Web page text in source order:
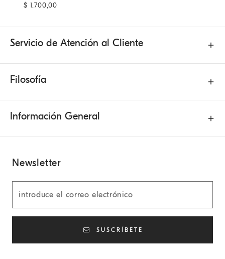
$ 1.700,00
Servicio de Atención al Cliente
Filosofía
Información General
Newsletter
SUSCRÍBETE